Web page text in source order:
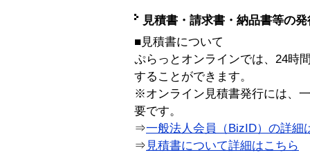
見積書・請求書・納品書等の
■見積書について
ぷらっとオンラインでは、24時
することができます。
※オンライン見積書発行には、
要です。
⇒一般法人会員（BizID）の詳細
⇒ 見積書について詳細はこちら